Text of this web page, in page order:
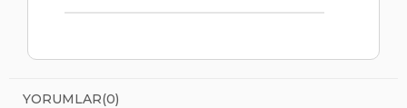
YORUMLAR(0)